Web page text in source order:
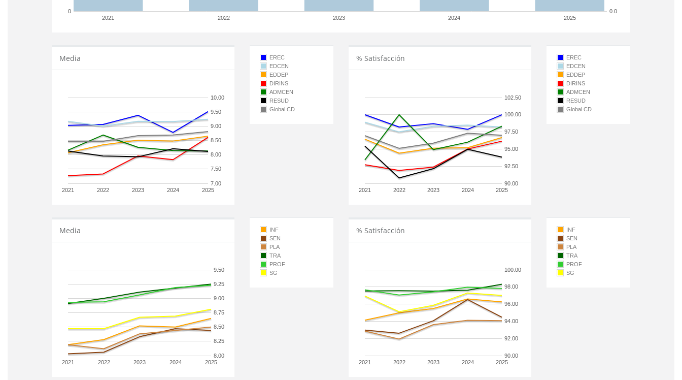
2021 2022 2023 2024 2025
0 0.0
Media
2021 2022 2023 2024 2025
7.00
7.50
8.00
8.50
9.00
9.50
10.00
EREC
EDCEN
EDDEP
DIRINS
ADMCEN
RESUD
Global CD
% Satisfacción
2021 2022 2023 2024 2025
90.00
92.50
95.00
97.50
100.00
102.50
EREC
EDCEN
EDDEP
DIRINS
ADMCEN
RESUD
Global CD
Media
2021 2022 2023 2024 2025
8.00
8.25
8.50
8.75
9.00
9.25
9.50
INF
SEN
PLA
TRA
PROF
SG
% Satisfacción
2021 2022 2023 2024 2025
90.00
92.00
94.00
96.00
98.00
100.00
INF
SEN
PLA
TRA
PROF
SG